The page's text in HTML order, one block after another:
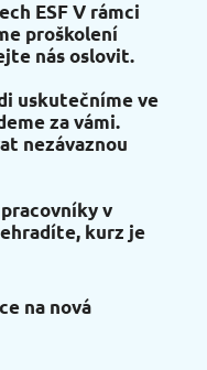
ESF V rámci
proškolení
nás oslovit.
uskutečníme ve
za vámi.
nezávaznou
v
kurz je
na nová